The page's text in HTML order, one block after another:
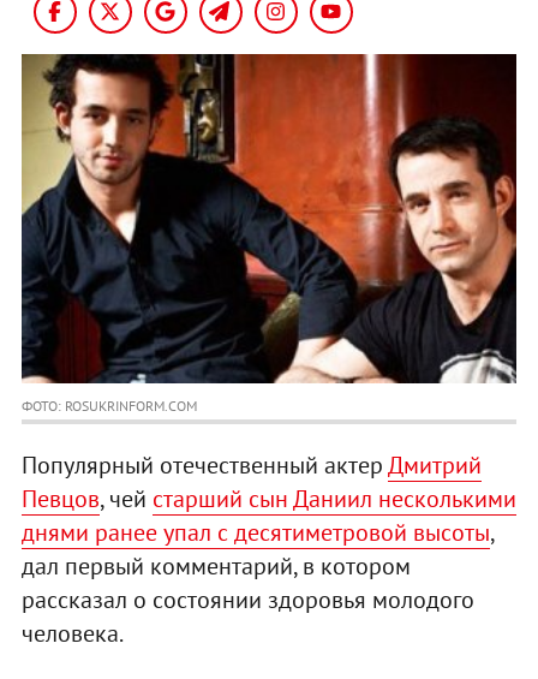
ФОТО: ROSUKRINFORM.COM
Популярный отечественный актерДмитрий
Певцов, чей старший сын Даниил несколькими
днями ранее упал с десятиметровой высоты,
дал первый комментарий, в котором
рассказал о состоянии здоровья молодого
человека.